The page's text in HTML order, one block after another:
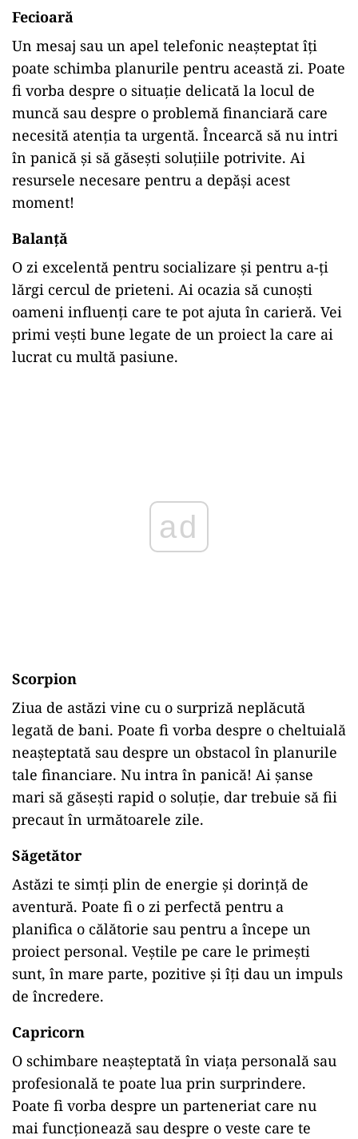
Fecioară
Un mesaj sau un apel telefonic neașteptat îți
poate schimba planurile pentru această zi. Poate
fi vorba despre o situație delicată la locul de
muncă sau despre o problemă financiară care
necesită atenția ta urgentă. Încearcă să nu intri
în panică și să găsești soluțiile potrivite. Ai
resursele necesare pentru a depăși acest
moment!
Balanță
O zi excelentă pentru socializare și pentru a-ți
lărgi cercul de prieteni. Ai ocazia să cunoști
oameni influenți care te pot ajuta în carieră. Vei
primi vești bune legate de un proiect la care ai
lucrat cu multă pasiune.
ad
Scorpion
Ziua de astăzi vine cu o surpriză neplăcută
legată de bani. Poate fi vorba despre o cheltuială
neașteptată sau despre un obstacol în planurile
tale financiare. Nu intra în panică! Ai șanse
mari să găsești rapid o soluție, dar trebuie să fii
precaut în următoarele zile.
Săgetător
Astăzi te simți plin de energie și dorință de
aventură. Poate fi o zi perfectă pentru a
planifica o călătorie sau pentru a începe un
proiect personal. Veștile pe care le primești
sunt, în mare parte, pozitive și îți dau un impuls
de încredere.
Capricorn
O schimbare neașteptată în viața personală sau
profesională te poate lua prin surprindere.
Poate fi vorba despre un parteneriat care nu
mai funcționează sau despre o veste care te